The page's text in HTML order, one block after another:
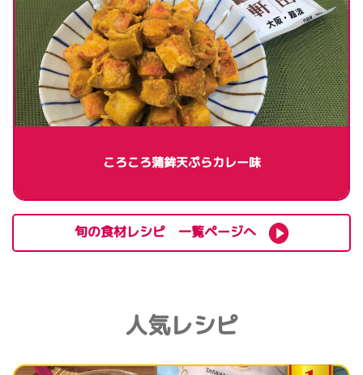
ころころ蒲鉾天ぷらカレー味
旬の食材レシピ 一覧ページへ
人気レシピ